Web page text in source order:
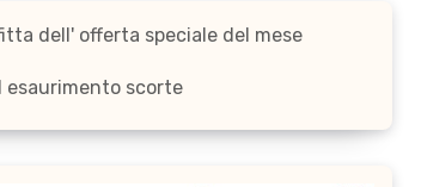
dell' offerta speciale del mese
esaurimento scorte